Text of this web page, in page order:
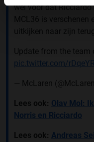
wel voor dat
MCL36 is verschenen
uitkijken naar zijn
Update from the team
pic.twitter.com/
— McLaren
Lees ook: Olav Mol:
Norris en Ricciardo
Lees ook: Andreas